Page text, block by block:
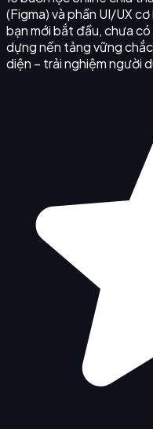
(Figma) và phần UI/UX
bạn mới bắt đầu, chưa
dựng nền tảng vững
diện – trải nghiệm người